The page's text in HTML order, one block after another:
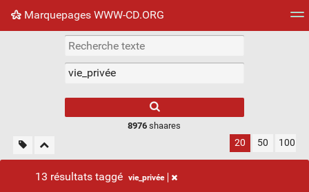
Marquepages WWW-CD.ORG
Nuage de tags Mur d'images
8976 shaares
20 50 100
13 résultats taggé vie_privée